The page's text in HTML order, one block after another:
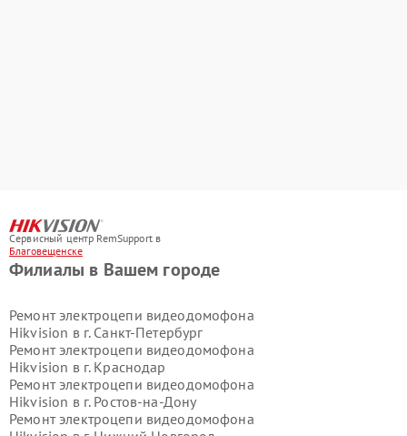
Сервисный центр RemSupport в
Благовещенске
Филиалы в Вашем городе
Ремонт электроцепи видеодомофона
Hikvision в г. Санкт-Петербург
Ремонт электроцепи видеодомофона
Hikvision в г. Краснодар
Ремонт электроцепи видеодомофона
Hikvision в г. Ростов-на-Дону
Ремонт электроцепи видеодомофона